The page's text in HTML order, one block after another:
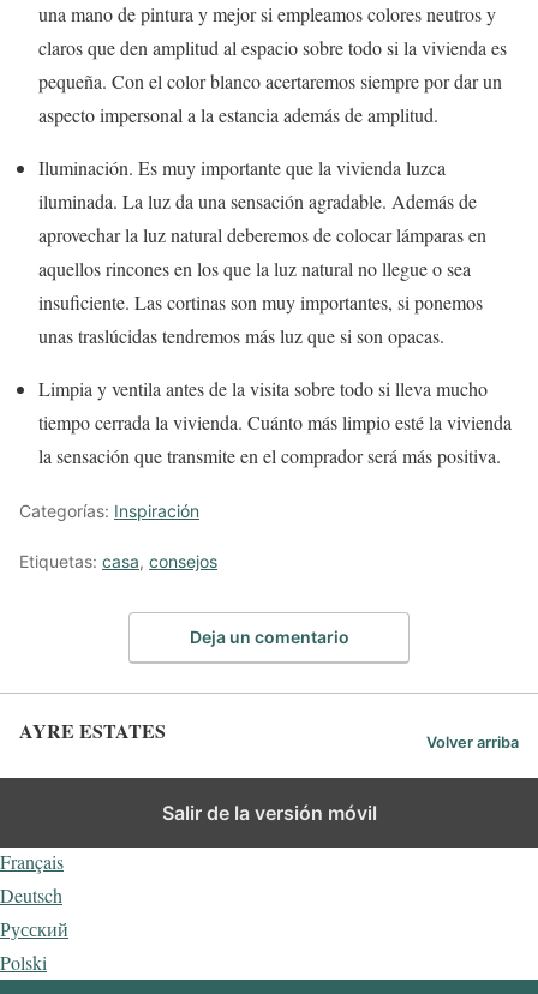
una mano de pintura y mejor si empleamos colores neutros y
claros que den amplitud al espacio sobre todo si la vivienda es
pequeña. Con el color blanco acertaremos siempre por dar un
aspecto impersonal a la estancia además de amplitud.
Iluminación. Es muy importante que la vivienda luzca
iluminada. La luz da una sensación agradable. Además de
aprovechar la luz natural deberemos de colocar lámparas en
aquellos rincones en los que la luz natural no llegue o sea
insuficiente. Las cortinas son muy importantes, si ponemos
unas traslúcidas tendremos más luz que si son opacas.
Limpia y ventila antes de la visita sobre todo si lleva mucho
tiempo cerrada la vivienda. Cuánto más limpio esté la vivienda
la sensación que transmite en el comprador será más positiva.
Categorías: Inspiración
Etiquetas: casa, consejos
Deja un comentario
AYRE ESTATES Volver arriba
Salir de la versión móvil
Français
Deutsch
Русский
Polski